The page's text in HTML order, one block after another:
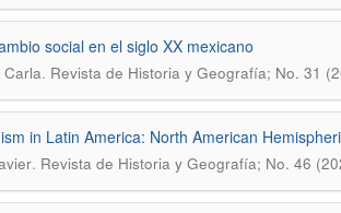
social en el siglo XX mexicano
. Revista de Historia y Geografí­a; No. 31
in Latin America: North American
. Revista de Historia y Geografí­a; No. 46